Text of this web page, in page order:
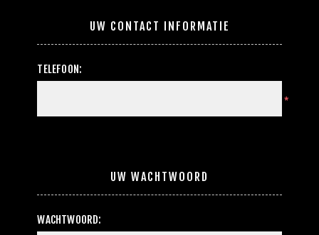
UW CONTACT INFORMATIE
TELEFOON:
*
UW WACHTWOORD
WACHTWOORD: